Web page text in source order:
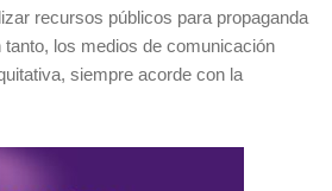
recursos públicos para propaganda
los medios de comunicación
siempre acorde con la